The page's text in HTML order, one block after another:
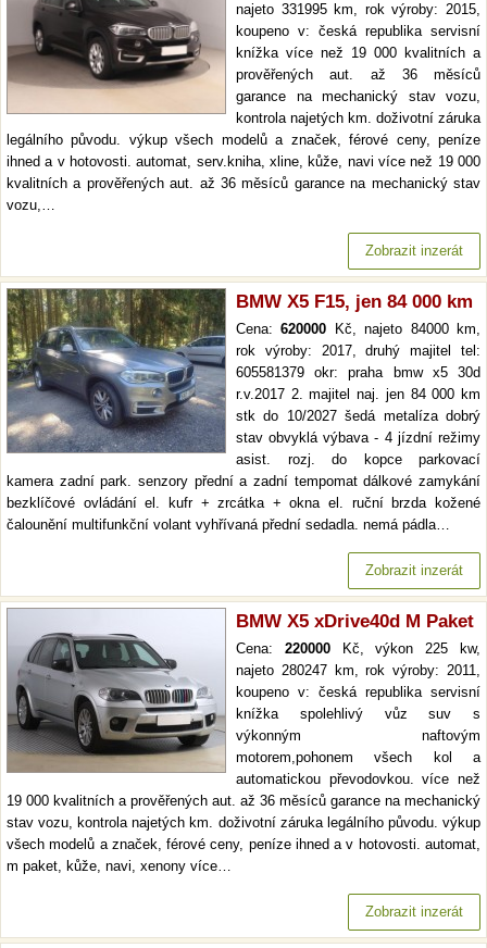
najeto 331995 km, rok výroby: 2015,
koupeno v: česká republika servisní
knížka více než 19 000 kvalitních a
prověřených aut. až 36 měsíců
garance na mechanický stav vozu,
kontrola najetých km. doživotní záruka
legálního původu. výkup všech modelů a značek, férové ceny, peníze
ihned a v hotovosti. automat, serv.kniha, xline, kůže, navi více než 19 000
kvalitních a prověřených aut. až 36 měsíců garance na mechanický stav
vozu,…
Zobrazit inzerát
BMW X5 F15, jen 84 000 km
Cena:620000 Kč, najeto 84000 km,
rok výroby: 2017, druhý majitel tel:
605581379 okr: praha bmw x5 30d
r.v.2017 2. majitel naj. jen 84 000 km
stk do 10/2027 šedá metalíza dobrý
stav obvyklá výbava - 4 jízdní režimy
asist. rozj. do kopce parkovací
kamera zadní park. senzory přední a zadní tempomat dálkové zamykání
bezklíčové ovládání el. kufr + zrcátka + okna el. ruční brzda kožené
čalounění multifunkční volant vyhřívaná přední sedadla. nemá pádla…
Zobrazit inzerát
BMW X5 xDrive40d M Paket
Cena: 220000Kč, výkon 225 kw,
najeto 280247 km, rok výroby: 2011,
koupeno v: česká republika servisní
knížka spolehlivý vůz suv s
výkonným naftovým
motorem,pohonem všech kol a
automatickou převodovkou. více než
19 000 kvalitních a prověřených aut. až 36 měsíců garance na mechanický
stav vozu, kontrola najetých km. doživotní záruka legálního původu. výkup
všech modelů a značek, férové ceny, peníze ihned a v hotovosti. automat,
m paket, kůže, navi, xenony více…
Zobrazit inzerát